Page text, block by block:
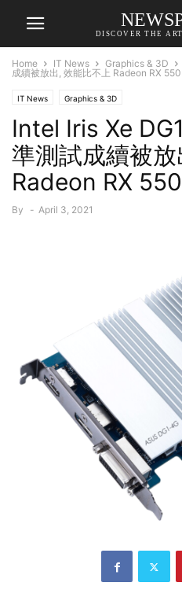
DISCOVER THE
Home IT News Graphics & 3D
成續被放出, 效能比不上 Radeon RX 550
IT News Graphics & 3D
Intel Iris Xe
準測試成續被
Radeon RX 550
By - April 3, 2021